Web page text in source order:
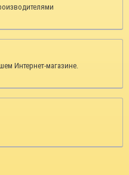
Интернет-магазине.